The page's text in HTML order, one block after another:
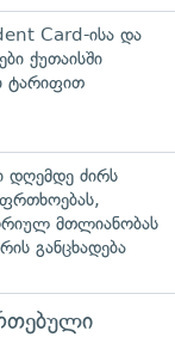
Card-ისა და
ქუთაისში
ტარიფით
დღემდე ძირს
მთლიანობას
განცხადება